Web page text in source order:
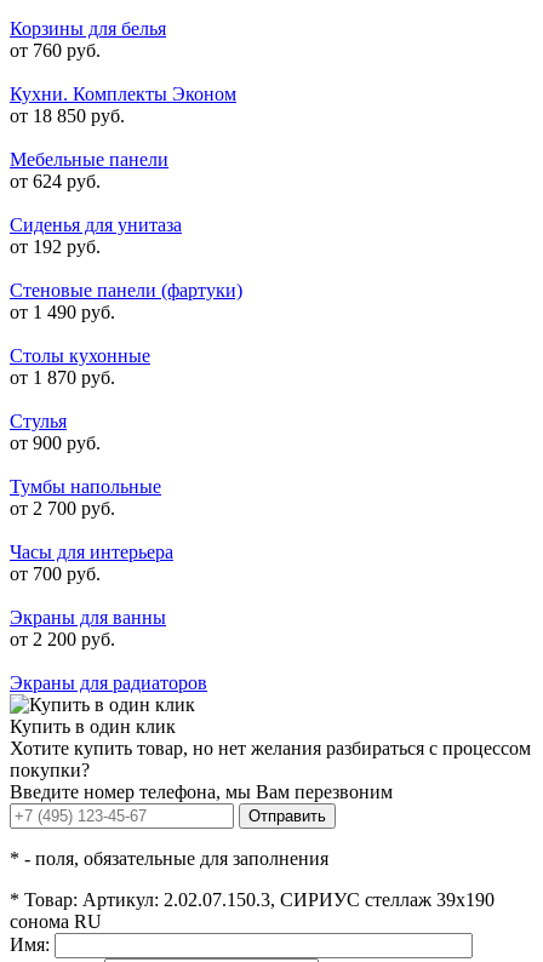
Корзины для белья
от 760 руб.
Кухни. Комплекты Эконом
от 18 850 руб.
Мебельные панели
от 624 руб.
Сиденья для унитаза
от 192 руб.
Стеновые панели (фартуки)
от 1 490 руб.
Столы кухонные
от 1 870 руб.
Стулья
от 900 руб.
Тумбы напольные
от 2 700 руб.
Часы для интерьера
от 700 руб.
Экраны для ванны
от 2 200 руб.
Экраны для радиаторов
Купить в один клик
Хотите купить товар, но нет желания разбираться с процессом
покупки?
Введите номер телефона, мы Вам перезвоним
Отправить
* - поля, обязательные для заполнения
* Товар: Артикул: 2.02.07.150.3, СИРИУС стеллаж 39х190
сонома RU
Имя: